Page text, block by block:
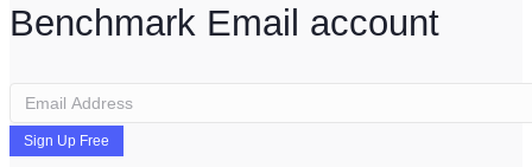
Benchmark Email account